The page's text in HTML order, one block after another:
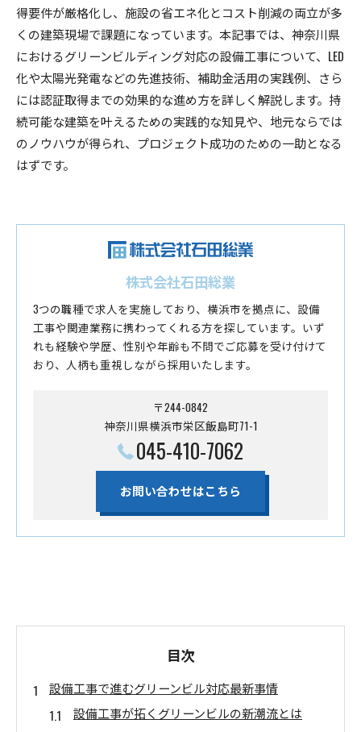
得要件が厳格化し、施設の省エネ化とコスト削減の両立が多
くの建築現場で課題になっています。本記事では、神奈川県
におけるグリーンビルディング対応の設備工事について、LED
化や太陽光発電などの先進技術、補助金活用の実践例、さら
には認証取得までの効果的な進め方を詳しく解説します。持
続可能な建築を叶えるための実践的な知見や、地元ならでは
のノウハウが得られ、プロジェクト成功のための一助となる
はずです。
株式会社石田総業
3つの職種で求人を実施しており、横浜市を拠点に、設備
工事や関連業務に携わってくれる方を探しています。いず
れも経験や学歴、性別や年齢も不問でご応募を受け付けて
おり、人柄も重視しながら採用いたします。
〒244-0842
神奈川県横浜市栄区飯島町71-1
045-410-7062
お問い合わせはこちら
目次
設備工事で進むグリーンビル対応最新事情
設備工事が拓くグリーンビルの新潮流とは